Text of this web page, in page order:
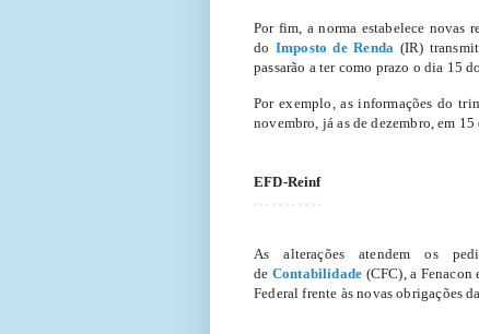
Por fim, a norma estabelece novas
do Imposto de Renda (IR)
passarão a ter como prazo o dia 15
Por exemplo, as informações do
novembro, já as de dezembro, em
EFD-Reinf
As alterações atendem os
de Contabilidade (CFC), a
Federal frente às novas obrigações